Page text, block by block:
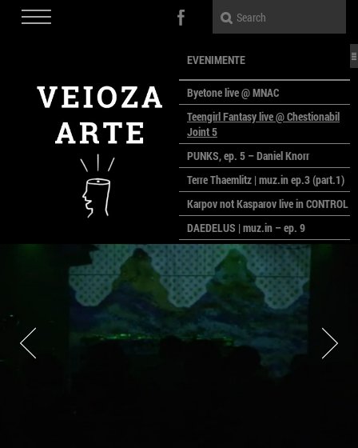
EVENIMENTE
Byetone live @ MNAC
Teengirl Fantasy live @ Chestionabil
Joint 5
PUNKS, ep. 5 – Daniel Knorr
Terre Thaemlitz | muz.in ep.3 (part.1)
Karpov not Kasparov live in CONTROL
DAEDELUS | muz.in – ep. 9
LALELE, LALELE – prima premieră a
anului la MACAZ
CinePOLSKA – filme poloneze la
București
PEOPLE OF ROMANIA se lansează la
galeria Simeza
All Stars For Outernational